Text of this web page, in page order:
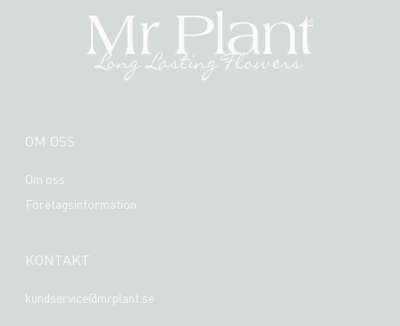
OM OSS
Om oss
Företagsinformation
KONTAKT
kundservice@mrplant.se